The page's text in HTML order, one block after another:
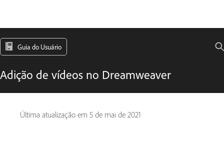
Guia do Usuário
Adição de vídeos no Dreamweaver
Última atualização em 5 de mai de 2021